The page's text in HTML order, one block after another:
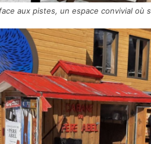
aux pistes, un espace convivial où